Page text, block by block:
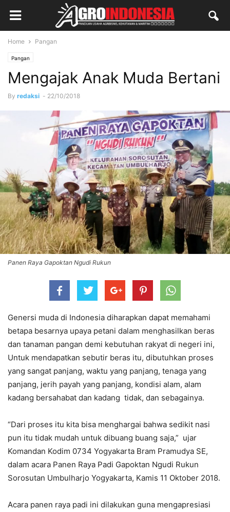
Home Pangan
Pangan
Mengajak Anak Muda Bertani
By redaksi - 22/10/2018
Panen Raya Gapoktan Ngudi Rukun
Genersi muda di Indonesia diharapkan dapat memahami
betapa besarnya upaya petani dalam menghasilkan beras
dan tanaman pangan demi kebutuhan rakyat di negeri ini,
Untuk mendapatkan sebutir beras itu, dibutuhkan proses
yang sangat panjang, waktu yang panjang, tenaga yang
panjang, jerih payah yang panjang, kondisi alam, alam
kadang bersahabat dan kadang tidak, dan sebagainya.
“Dari proses itu kita bisa menghargai bahwa sedikit nasi
pun itu tidak mudah untuk dibuang buang saja,” ujar
Komandan Kodim 0734 Yogyakarta Bram Pramudya SE,
dalam acara Panen Raya Padi Gapoktan Ngudi Rukun
Sorosutan Umbulharjo Yogyakarta, Kamis 11 Oktober 2018.
Acara panen raya padi ini dilakukan guna mengapresiasi